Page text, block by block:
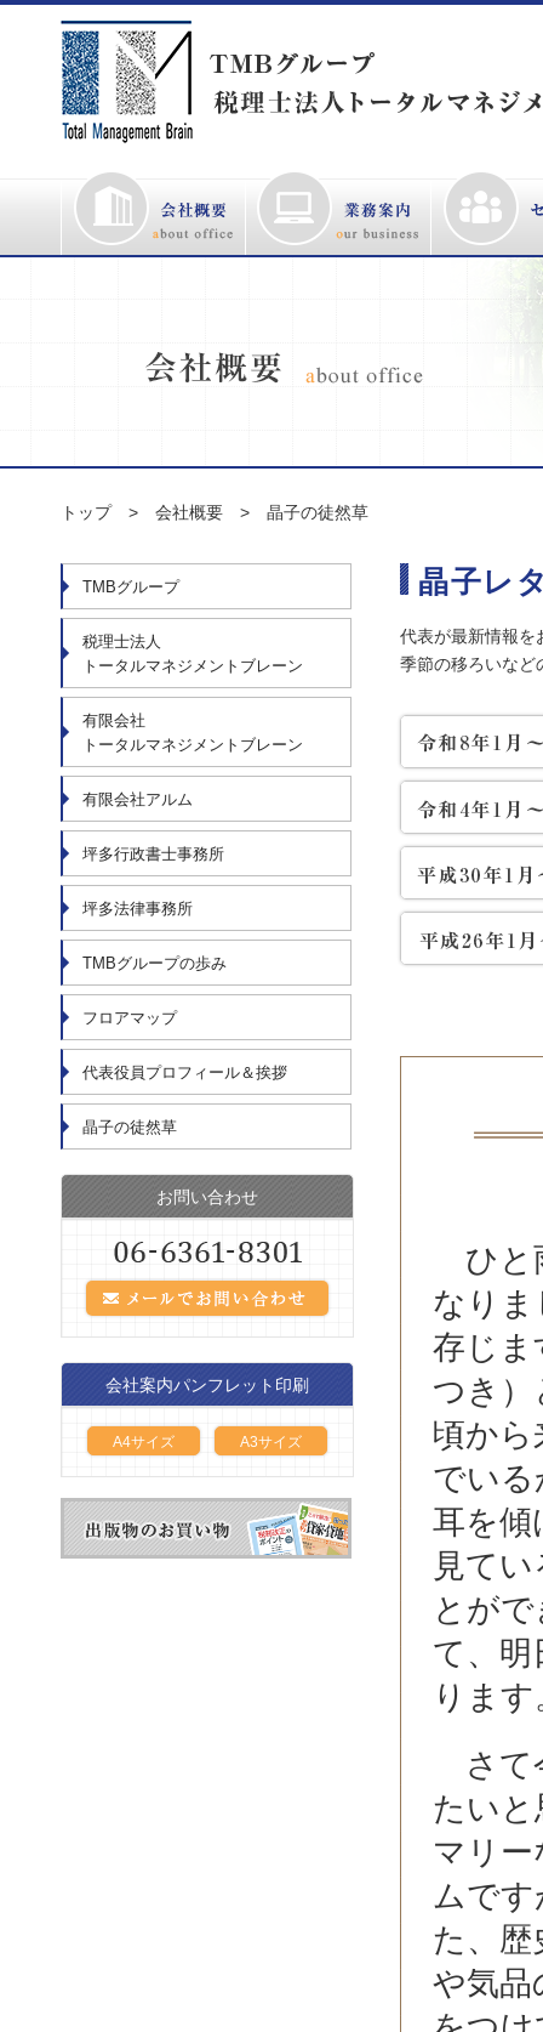
トップ 会社概要 晶子の徒然草
TMBグループ
税理士法人
トータルマネジメントブレーン
有限会社
トータルマネジメントブレーン
有限会社アルム
坪多行政書士事務所
坪多法律事務所
TMBグループの歩み
フロアマップ
代表役員プロフィール＆挨拶
晶子の徒然草
お問い合わせ
会社案内パンフレット印刷
A4サイズ A3サイズ
晶子レ
代表が最新情報を
季節の移ろいなど
ひと
なり
存じま
つき
頃から
でい
耳を傾
見て
とが
て、
ります
さて
たい
マリ
ムで
た、
や気品